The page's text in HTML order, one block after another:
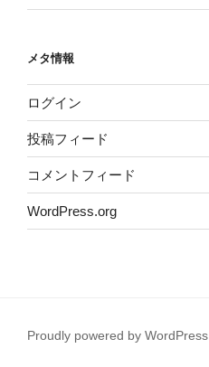
メタ情報
ログイン
投稿フィード
コメントフィード
WordPress.org
Proudly powered by WordPress